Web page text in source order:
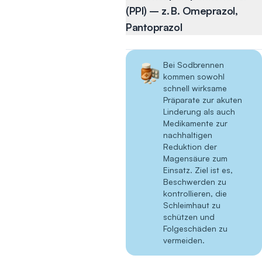
Nebenwirkungen:
Häufig: Völlegefühl
Wichtiger Hinweis:
Sie behandeln die
Symptome nur kurzfristig
und nicht die Ursache von
chronischem Reflux.
mehrere Stunden und
helfen, wiederkehrendes
Sodbrennen zu
verhindern.
Mögliche
Nebenwirkungen:
Häufig: Kopfschmerzen,
Müdigkeit
Weitere: Schwindel,
selten Hautreaktionen
Wichtiger Hinweis:
Bei anhaltendem
Sodbrennen sollte ärztlich
geprüft werden, ob eine
langfristige Therapie
sinnvoll ist.
(PPI) – z. B. Omeprazol,
Pantoprazol
Magensäureproduktion
besonders effektiv und
eignen sich bei häufigem
oder chronischem
Sodbrennen.
Mögliche
Nebenwirkungen:
Bauchschmerzen,
Blähungen, Durchfall
Weitere:
Kopfschmerzen,
Schwindel
Bei Sodbrennen
kommen sowohl
schnell wirksame
Präparate zur akuten
Linderung als auch
Medikamente zur
nachhaltigen
Reduktion der
Magensäure zum
Einsatz. Ziel ist es,
Beschwerden zu
kontrollieren, die
Schleimhaut zu
schützen und
Folgeschäden zu
vermeiden.